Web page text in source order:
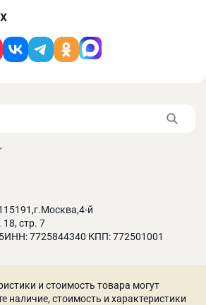
глубины подачи листа имеет
позволяет точно
заготовки.
й
стр. 7
7725844340 КПП: 772501001
и стоимость товара могут
наличие, стоимость и характеристики